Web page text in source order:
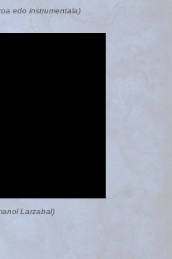
edo instrumentala)
Larzabal)